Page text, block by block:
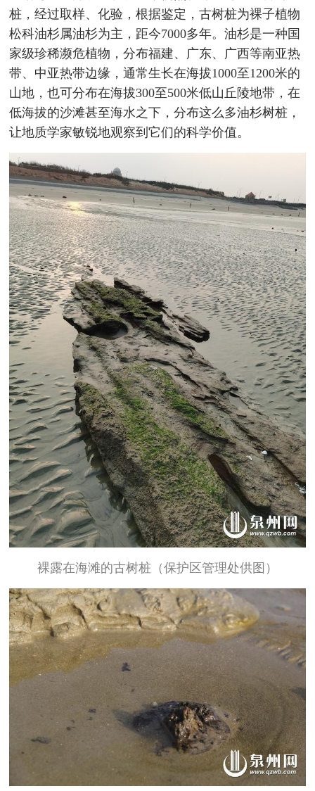
桩，经过取样、化验，根据鉴定，古树桩为裸子植物
松科油杉属油杉为主，距今7000多年。油杉是一种国
家级珍稀濒危植物，分布福建、广东、广西等南亚热
带、中亚热带边缘，通常生长在海拔1000至1200米的
山地，也可分布在海拔300至500米低山丘陵地带，在
低海拔的沙滩甚至海水之下，分布这么多油杉树桩，
让地质学家敏锐地观察到它们的科学价值。
裸露在海滩的古树桩（保护区管理处供图）